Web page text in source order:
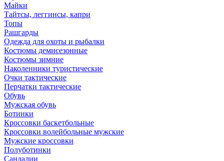
Майки
Тайтсы, леггинсы, капри
Топы
Рашгарды
Одежда для охоты и рыбалки
Костюмы демисезонные
Костюмы зимние
Наколенники туристические
Очки тактические
Перчатки тактические
Обувь
Мужская обувь
Ботинки
Кроссовки баскетбольные
Кроссовки волейбольные мужские
Мужские кроссовки
Полуботинки
Сандалии